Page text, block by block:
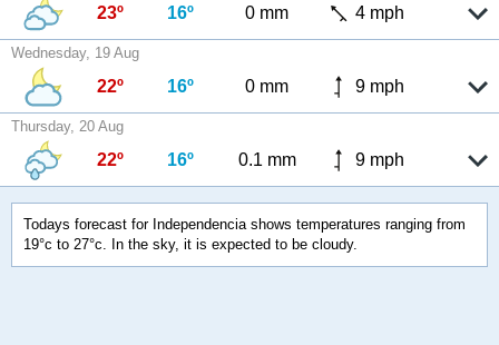
23º 16º 0 mm 4 mph
Wednesday, 19 Aug
22º 16º 0 mm 9 mph
Thursday, 20 Aug
22º 16º 0.1 mm 9 mph
Todays forecast for Independencia shows temperatures ranging from
19°c to 27°c. In the sky, it is expected to be cloudy.